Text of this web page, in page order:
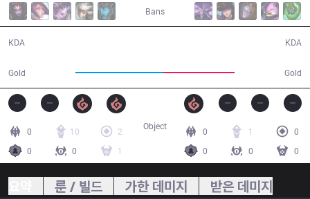
Bans
KDA
Gold Gold
KDA
0 10
2
0
0 1
0 1
0
0
0 0
Object
룬 / 빌드 가한 데미지 받은 데미지